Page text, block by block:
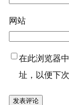
网站
在此浏览器
址，以便下